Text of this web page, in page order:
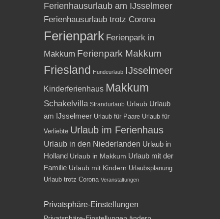
Ferienhausurlaub am IJsselmeer
Ferienhausurlaub trotz Corona
Ferienpark Ferienpark in
Makkum Ferienpark Makkum
Friesland Hundeurlaub IJsselmeer
Kinderferienhaus Makkum
Schakelvilla Strandurlaub Urlaub Urlaub
am IJsselmeer Urlaub für Paare Urlaub für
Verliebte Urlaub im Ferienhaus
Urlaub in den Niederlanden Urlaub in
Holland Urlaub in Makkum Urlaub mit der
Familie Urlaub mit Kindern Urlaubsplanung
Urlaub trotz Corona Veranstaltungen
Privatsphäre-Einstellungen